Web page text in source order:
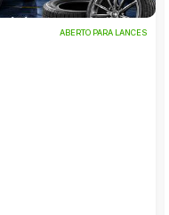
ABERTO PARA LANCES